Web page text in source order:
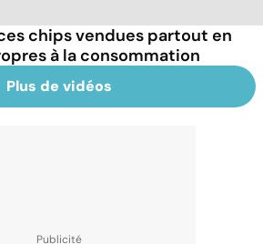
chips vendues partout en
à la consommation
Plus de vidéos